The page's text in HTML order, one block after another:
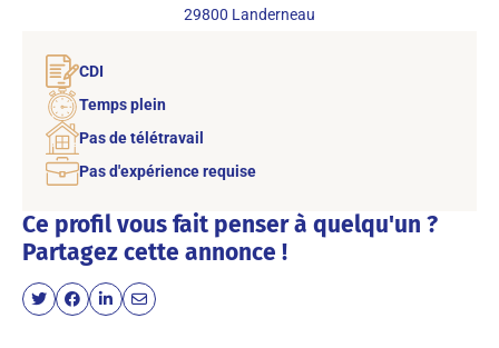
29800 Landerneau
CDI
Temps plein
Pas de télétravail
Pas d'expérience requise
Ce profil vous fait penser à quelqu'un ?
Partagez cette annonce !